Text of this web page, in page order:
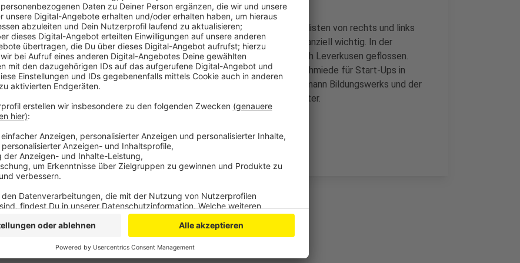
Europa müsse weiterentwickelt werden, Spaßparteien oder Populisten von rechts und links
dürften keine Chance haben. Für unsere Stadt sei Europa auch finanziell wichtig. In der
laufenden Förderperiode der EU seien über drei Millionen Euro nach Leverkusen geflossen.
Davon profitiert hat unter anderem das Probierwerk, eine Ideenschmiede für Start-Ups in
Opladen. Auch Projekte des Jobservice Leverkusen, des Wuppermann Bildungswerks und der
Arbeiterwohlfahrt werden von der EU mitfinanziert, so Scholz weiter.